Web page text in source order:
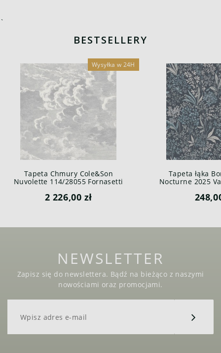
`
BESTSELLERY
Tapeta Chmury Cole&Son
Nuvolette 114/28055 Fornasetti
2 226,00 zł
Wysyłka w 24H
Tapeta łąka
Nocturne 2025
NEWSLETTER
Zapisz się do newslettera. Bądź na bieżąco z naszymi
nowościami oraz promocjami.